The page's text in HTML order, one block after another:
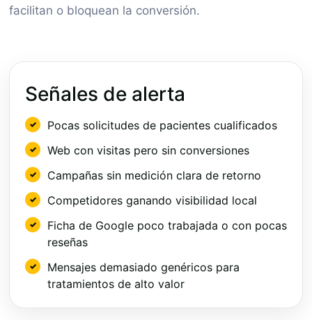
facilitan o bloquean la conversión.
Señales de alerta
Pocas solicitudes de pacientes cualificados
Web con visitas pero sin conversiones
Campañas sin medición clara de retorno
Competidores ganando visibilidad local
Ficha de Google poco trabajada o con pocas
reseñas
Mensajes demasiado genéricos para
tratamientos de alto valor